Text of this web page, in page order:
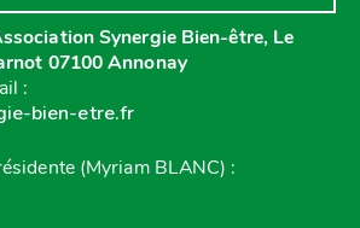
Synergie Bien-être, Le
07100 Annonay
:
bien-etre.fr
(Myriam BLANC) :